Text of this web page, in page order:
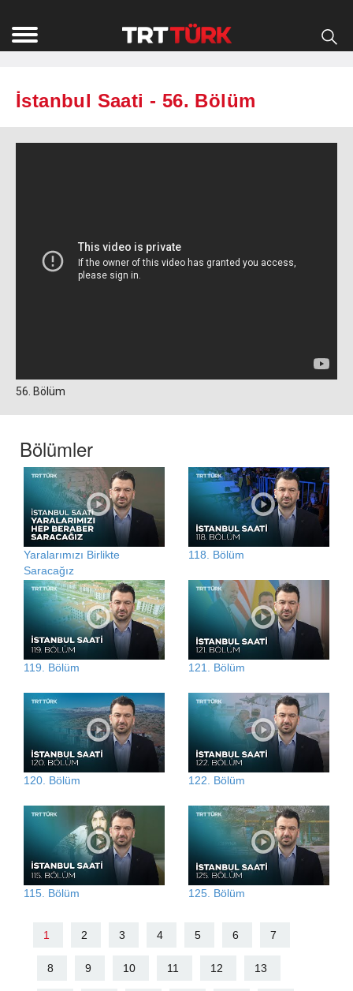
İstanbul Saati - 56. Bölüm
56. Bölüm
Bölümler
Yaralarımızı Birlikte
Saracağız
118. Bölüm
119. Bölüm 121. Bölüm
120. Bölüm 122. Bölüm
115. Bölüm 125. Bölüm
1 2 3 4 5 6 7
8 9 10 11 12 13